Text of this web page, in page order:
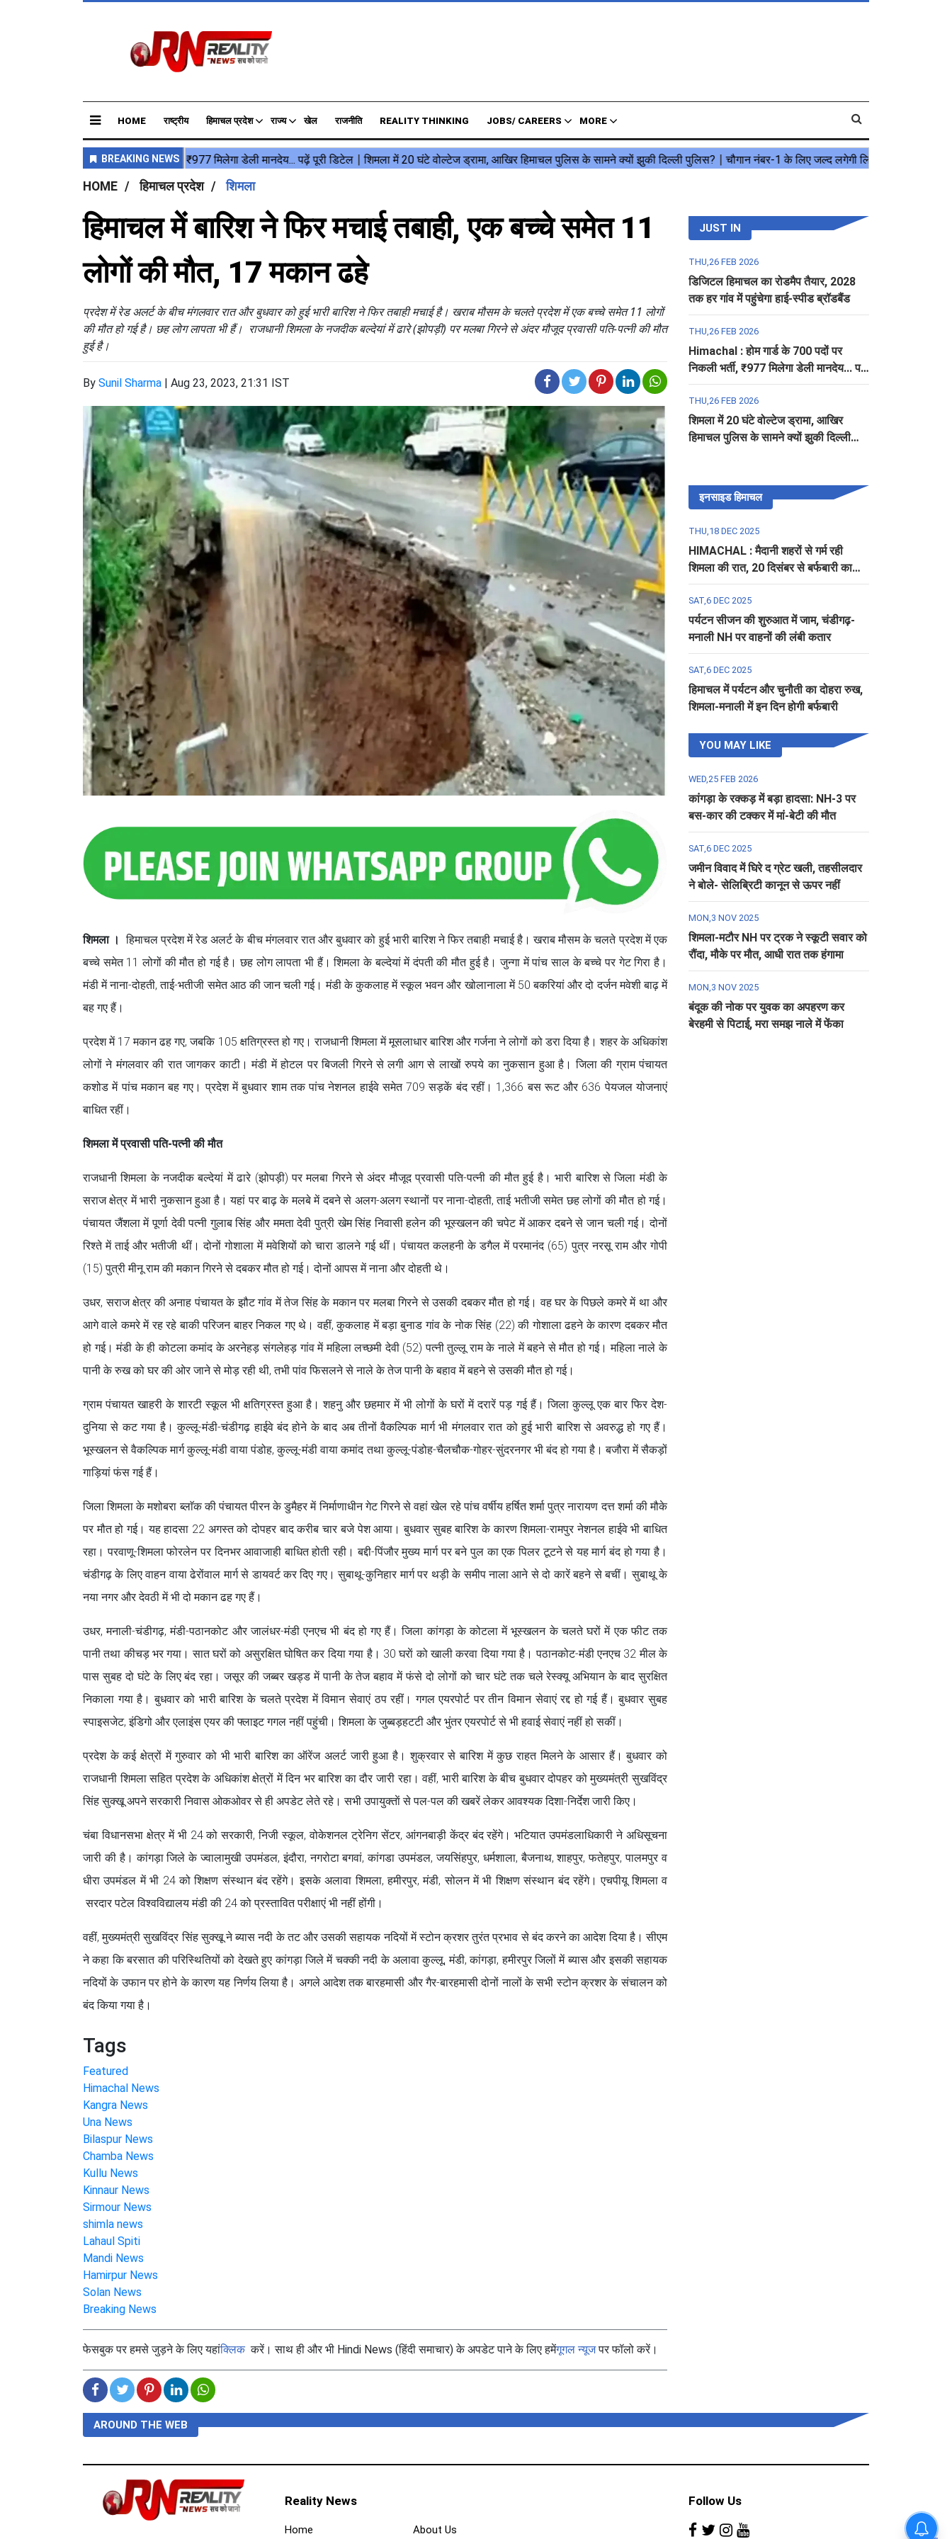
HOME राष्ट्रीय हिमाचल प्रदेश राज्य खेल राजनीति REALITY THINKING JOBS/ CAREERS MORE
HOME हिमाचल प्रदेश शिमला
हिमाचल में बारिश ने फिर मचाई तबाही, एक बच्चे समेत 11
लोगों की मौत, 17 मकान ढहे
प्रदेश में रेड अलर्ट के बीच मंगलवार रात और बुधवार को हुई भारी बारिश ने फिर तबाही मचाई है। खराब मौसम के चलते प्रदेश में एक बच्चे समेत 11 लोगों
की मौत हो गई है। छह लोग लापता भी हैं। राजधानी शिमला के नजदीक बल्देयां में ढारे (झोपड़ी) पर मलबा गिरने से अंदर मौजूद प्रवासी पति-पत्नी की मौत
हुई है।
By Sunil Sharma | Aug 23, 2023, 21:31 IST
शिमला । हिमाचल प्रदेश में रेड अलर्ट के बीच मंगलवार रात और बुधवार को हुई भारी बारिश ने फिर तबाही मचाई है। खराब मौसम के चलते प्रदेश में एक
बच्चे समेत 11 लोगों की मौत हो गई है। छह लोग लापता भी हैं। शिमला के बल्देयां में दंपती की मौत हुई है। जुन्गा में पांच साल के बच्चे पर गेट गिरा है।
मंडी में नाना-दोहती, ताई-भतीजी समेत आठ की जान चली गई। मंडी के कुकलाह में स्कूल भवन और खोलानाला में 50 बकरियां और दो दर्जन मवेशी बाढ़ में
बह गए हैं।
प्रदेश में 17 मकान ढह गए, जबकि 105 क्षतिग्रस्त हो गए। राजधानी शिमला में मूसलाधार बारिश और गर्जना ने लोगों को डरा दिया है। शहर के अधिकांश
लोगों ने मंगलवार की रात जागकर काटी। मंडी में होटल पर बिजली गिरने से लगी आग से लाखों रुपये का नुकसान हुआ है। जिला की ग्राम पंचायत
कशोड में पांच मकान बह गए। प्रदेश में बुधवार शाम तक पांच नेशनल हाईवे समेत 709 सड़कें बंद रहीं। 1,366 बस रूट और 636 पेयजल योजनाएं
बाधित रहीं।
शिमला में प्रवासी पति-पत्नी की मौत
राजधानी शिमला के नजदीक बल्देयां में ढारे (झोपड़ी) पर मलबा गिरने से अंदर मौजूद प्रवासी पति-पत्नी की मौत हुई है। भारी बारिश से जिला मंडी के
सराज क्षेत्र में भारी नुकसान हुआ है। यहां पर बाढ़ के मलबे में दबने से अलग-अलग स्थानों पर नाना-दोहती, ताई भतीजी समेत छह लोगों की मौत हो गई।
पंचायत जैंशला में पूर्णा देवी पत्नी गुलाब सिंह और ममता देवी पुत्री खेम सिंह निवासी हलेन की भूस्खलन की चपेट में आकर दबने से जान चली गई। दोनों
रिश्ते में ताई और भतीजी थीं। दोनों गोशाला में मवेशियों को चारा डालने गई थीं। पंचायत कलहनी के डगैल में परमानंद (65) पुत्र नरसू राम और गोपी
(15) पुत्री मीनू राम की मकान गिरने से दबकर मौत हो गई। दोनों आपस में नाना और दोहती थे।
उधर, सराज क्षेत्र की अनाह पंचायत के झौट गांव में तेज सिंह के मकान पर मलबा गिरने से उसकी दबकर मौत हो गई। वह घर के पिछले कमरे में था और
आगे वाले कमरे में रह रहे बाकी परिजन बाहर निकल गए थे। वहीं, कुकलाह में बड़ा बुनाड गांव के नोक सिंह (22) की गोशाला ढहने के कारण दबकर मौत
हो गई। मंडी के ही कोटला कमांद के अरनेहड़ संगलेहड़ गांव में महिला लच्छमी देवी (52) पत्नी तुल्लू राम के नाले में बहने से मौत हो गई। महिला नाले के
पानी के रुख को घर की ओर जाने से मोड़ रही थी, तभी पांव फिसलने से नाले के तेज पानी के बहाव में बहने से उसकी मौत हो गई।
ग्राम पंचायत खाहरी के शारटी स्कूल भी क्षतिग्रस्त हुआ है। शहनु और छहमार में भी लोगों के घरों में दरारें पड़ गई हैं। जिला कुल्लू एक बार फिर देश-
दुनिया से कट गया है। कुल्लू-मंडी-चंडीगढ़ हाईवे बंद होने के बाद अब तीनों वैकल्पिक मार्ग भी मंगलवार रात को हुई भारी बारिश से अवरुद्ध हो गए हैं।
भूस्खलन से वैकल्पिक मार्ग कुल्लू-मंडी वाया पंडोह, कुल्लू-मंडी वाया कमांद तथा कुल्लू-पंडोह-चैलचौक-गोहर-सुंदरनगर भी बंद हो गया है। बजौरा में सैकड़ों
गाड़ियां फंस गई हैं।
जिला शिमला के मशोबरा ब्लाॅक की पंचायत पीरन के डुमैहर में निर्माणाधीन गेट गिरने से वहां खेल रहे पांच वर्षीय हर्षित शर्मा पुत्र नारायण दत्त शर्मा की मौके
पर मौत हो गई। यह हादसा 22 अगस्त को दोपहर बाद करीब चार बजे पेश आया। बुधवार सुबह बारिश के कारण शिमला-रामपुर नेशनल हाईवे भी बाधित
रहा। परवाणू-शिमला फोरलेन पर दिनभर आवाजाही बाधित होती रही। बद्दी-पिंजौर मुख्य मार्ग पर बने पुल का एक पिलर टूटने से यह मार्ग बंद हो गया है।
चंडीगढ़ के लिए वाहन वाया ढेरोंवाल मार्ग से डायवर्ट कर दिए गए। सुबाथू-कुनिहार मार्ग पर थड़ी के समीप नाला आने से दो कारें बहने से बचीं। सुबाथू के
नया नगर और देवठी में भी दो मकान ढह गए हैं।
उधर, मनाली-चंडीगढ़, मंडी-पठानकोट और जालंधर-मंडी एनएच भी बंद हो गए हैं। जिला कांगड़ा के कोटला में भूस्खलन के चलते घरों में एक फीट तक
पानी तथा कीचड़ भर गया। सात घरों को असुरक्षित घोषित कर दिया गया है। 30 घराें को खाली करवा दिया गया है। पठानकोट-मंडी एनएच 32 मील के
पास सुबह दो घंटे के लिए बंद रहा। जसूर की जब्बर खड्ड में पानी के तेज बहाव में फंसे दो लोगों को चार घंटे तक चले रेस्क्यू अभियान के बाद सुरक्षित
निकाला गया है। बुधवार को भारी बारिश के चलते प्रदेश में विमान सेवाएं ठप रहीं। गगल एयरपोर्ट पर तीन विमान सेवाएं रद्द हो गई हैं। बुधवार सुबह
स्पाइसजेट, इंडिगो और एलाइंस एयर की फ्लाइट गगल नहीं पहुंची। शिमला के जुब्बड़हटटी और भुंतर एयरपोर्ट से भी हवाई सेवाएं नहीं हो सकीं।
प्रदेश के कई क्षेत्रों में गुरुवार को भी भारी बारिश का ऑरेंज अलर्ट जारी हुआ है। शुक्रवार से बारिश में कुछ राहत मिलने के आसार हैं। बुधवार को
राजधानी शिमला सहित प्रदेश के अधिकांश क्षेत्रों में दिन भर बारिश का दौर जारी रहा। वहीं, भारी बारिश के बीच बुधवार दोपहर को मुख्यमंत्री सुखविंद्र
सिंह सुक्खू अपने सरकारी निवास ओकओवर से ही अपडेट लेते रहे। सभी उपायुक्ताें से पल-पल की खबरें लेकर आवश्यक दिशा-निर्देश जारी किए।
चंबा विधानसभा क्षेत्र में भी 24 को सरकारी, निजी स्कूल, वोकेशनल ट्रेनिग सेंटर, आंगनबाड़ी केंद्र बंद रहेंगे। भटियात उपमंडलाधिकारी ने अधिसूचना
जारी की है। कांगड़ा जिले के ज्वालामुखी उपमंडल, इंदौरा, नगरोटा बगवां, कांगडा उपमंडल, जयसिंहपुर, धर्मशाला, बैजनाथ, शाहपुर, फतेहपुर, पालमपुर व
धीरा उपमंडल में भी 24 को शिक्षण संस्थान बंद रहेंगे। इसके अलावा शिमला, हमीरपुर, मंडी, सोलन में भी शिक्षण संस्थान बंद रहेंगे। एचपीयू शिमला व
सरदार पटेल विश्वविद्यालय मंडी की 24 को प्रस्तावित परीक्षाएं भी नहीं होंगी।
वहीं, मुख्यमंत्री सुखविंद्र सिंह सुक्खू ने ब्यास नदी के तट और उसकी सहायक नदियों में स्टोन क्रशर तुरंत प्रभाव से बंद करने का आदेश दिया है। सीएम
ने कहा कि बरसात की परिस्थितियों को देखते हुए कांगड़ा जिले में चक्की नदी के अलावा कुल्लू, मंडी, कांगड़ा, हमीरपुर जिलों में ब्यास और इसकी सहायक
नदियों के उफान पर होने के कारण यह निर्णय लिया है। अगले आदेश तक बारहमासी और गैर-बारहमासी दोनों नालों के सभी स्टोन क्रशर के संचालन को
बंद किया गया है।
Tags
Featured
Himachal News
Kangra News
Una News
Bilaspur News
Chamba News
Kullu News
Kinnaur News
Sirmour News
shimla news
Lahaul Spiti
Mandi News
Hamirpur News
Solan News
Breaking News
फेसबुक पर हमसे जुड़ने के लिए यहांक्लिककरें। साथ ही और भी Hindi News (हिंदी समाचार) के अपडेट पाने के लिए हमेंगूगल न्यूजपर फॉलो करें।
JUST IN
THU,26 FEB 2026
डिजिटल हिमाचल का रोडमैप तैयार, 2028
तक हर गांव में पहुंचेगा हाई-स्पीड ब्रॉडबैंड
THU,26 FEB 2026
Himachal : होम गार्ड के 700 पदों पर
निकली भर्ती, ₹977 मिलेगा डेली मानदेय... पढ़ें
पूरी डिटेल
THU,26 FEB 2026
शिमला में 20 घंटे वोल्टेज ड्रामा, आखिर
हिमाचल पुलिस के सामने क्यों झुकी दिल्ली
इनसाइड हिमाचल
THU,18 DEC 2025
HIMACHAL : मैदानी शहरों से गर्म रही
शिमला की रात, 20 दिसंबर से बर्फबारी का
अलर्ट
SAT,6 DEC 2025
पर्यटन सीजन की शुरुआत में जाम, चंडीगढ़-
मनाली NH पर वाहनों की लंबी कतार
SAT,6 DEC 2025
हिमाचल में पर्यटन और चुनौती का दोहरा रुख,
शिमला-मनाली में इन दिन होगी बर्फबारी
YOU MAY LIKE
WED,25 FEB 2026
कांगड़ा के रक्कड़ में बड़ा हादसा: NH-3 पर
बस-कार की टक्कर में मां-बेटी की मौत
SAT,6 DEC 2025
जमीन विवाद में घिरे द ग्रेट खली, तहसीलदार
ने बोले- सेलिब्रिटी कानून से ऊपर नहीं
MON,3 NOV 2025
शिमला-मटौर NH पर ट्रक ने स्कूटी सवार को
रौंदा, मौके पर मौत, आधी रात तक हंगामा
MON,3 NOV 2025
बंदूक की नोक पर युवक का अपहरण कर
बेरहमी से पिटाई, मरा समझ नाले में फेंका
AROUND THE WEB
Reality News
Home About Us
Follow Us